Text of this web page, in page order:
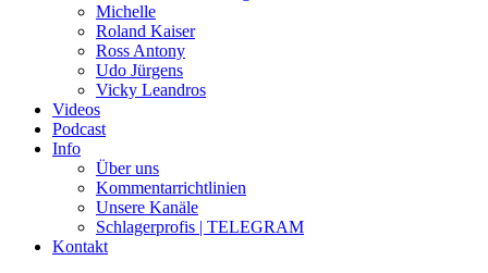
Michelle
Roland Kaiser
Ross Antony
Udo Jürgens
Vicky Leandros
Videos
Podcast
Info
Über uns
Kommentarrichtlinien
Unsere Kanäle
Schlagerprofis | TELEGRAM
Kontakt